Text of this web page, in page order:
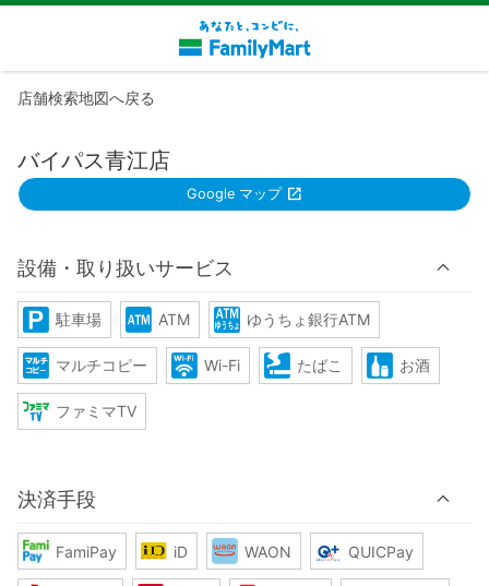
店舗検索地図へ戻る
バイパス青江店
Google マップ
設備・取り扱いサービス
駐車場 ATM ゆうちょ銀行ATM
マルチコピー Wi-Fi たばこ お酒
ファミマTV
決済手段
FamiPay iD WAON QUICPay